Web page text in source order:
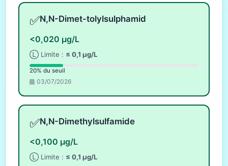
✅N,N-Dimet-tolylsulphamid
<0,020 µg/L
Ⓛ Limite : ≤ 0,1 µg/L
20% du seuil
03/07/2026
✅N,N-Dimethylsulfamide
<0,100 µg/L
Ⓛ Limite : ≤ 0,1 µg/L